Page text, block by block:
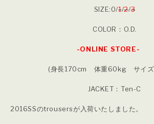
SIZE:0/1/2/3
COLOR：O.D.
-ONLINE STORE-
(身長170cm 体重60kg サイ
JACKET：Ten-C
2016SSのtrousersが入荷いたしました。